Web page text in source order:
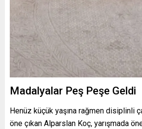
Madalyalar Peş Peşe Geldi
Henüz küçük yaşına rağmen disiplinli
öne çıkan Alparslan Koç, yarışmada